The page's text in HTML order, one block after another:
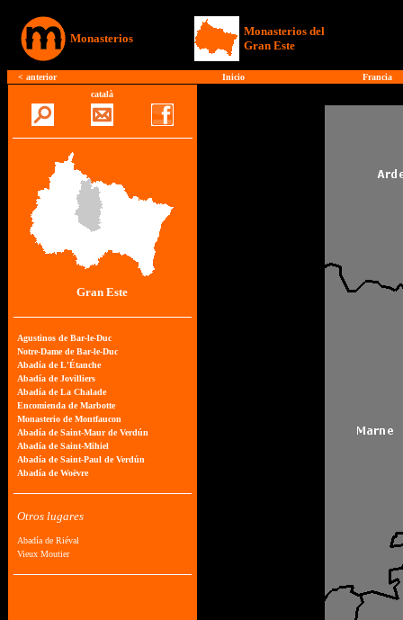
Monasterios
Monasterios del
Gran Este
< anterior Inicio
Francia
català
Gran Este